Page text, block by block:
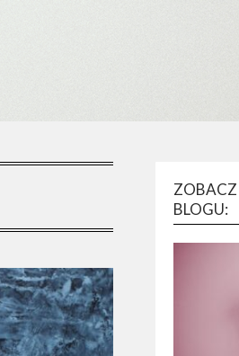
BLOGU: